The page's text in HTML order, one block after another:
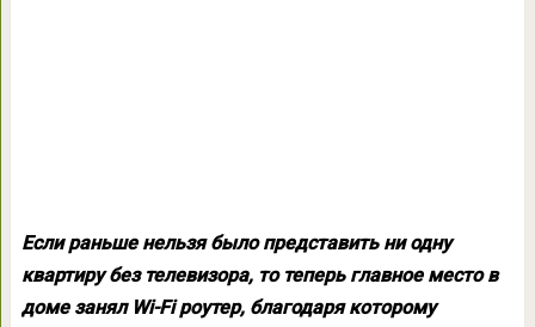
Если раньше нельзя было представить ни одну
квартиру без телевизора, то теперь главное место в
доме занял Wi-Fi роутер, благодаря которому